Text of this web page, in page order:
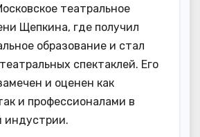
театральное
Щепкина, где получил
образование и стал
спектаклей. Его
и оценен как
и профессионалами в
индустрии.